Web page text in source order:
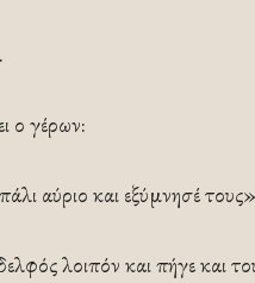
ο γέρων:
αύριο και εξύμνησέ
λοιπόν και πήγε και